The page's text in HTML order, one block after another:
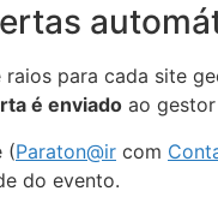
para cada site
é enviado ao
(Paraton@ir com
do evento.